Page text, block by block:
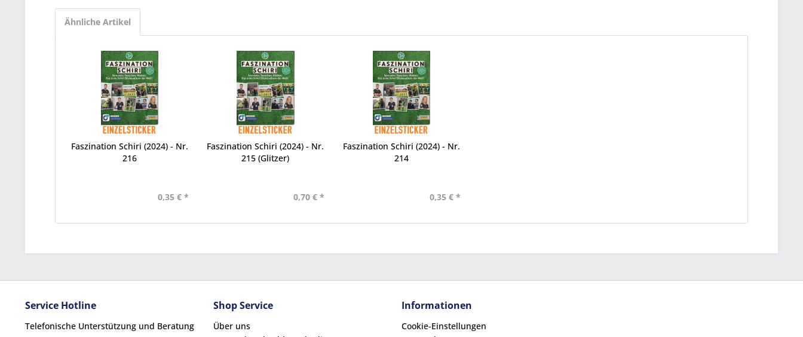
Ähnliche Artikel
Faszination Schiri (2024) - Nr.
216
0,35 € *
Faszination Schiri (2024) - Nr.
215 (Glitzer)
0,70 € *
Faszination Schiri (2024) - Nr.
214
0,35 € *
Service Hotline
Telefonische Unterstützung und Beratung
Shop Service
Über uns
Informationen
Cookie-Einstellungen